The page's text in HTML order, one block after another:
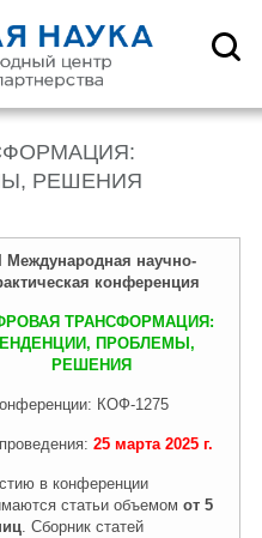
РЕШЕНИЯ
Международная научно-
ая конференция
ТРАНСФОРМАЦИЯ:
ПРОБЛЕМЫ,
РЕШЕНИЯ
КОФ-1275
25марта 2025г.
в конференции
статьи объемом от 5
. Сборник статей